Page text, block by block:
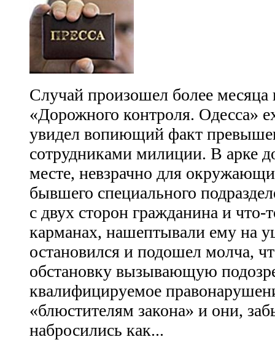
Случай произошел более месяца
«Дорожного контроля. Одесса»
увидел вопиющий факт
сотрудниками милиции. В арке
месте, невзрачно для
бывшего специального
с двух сторон гражданина и что-
карманах, нашептывали ему на
остановился и подошел молча,
обстановку вызывающую
квалифицируемое
«блюстителям закона» и они,
набросились как...